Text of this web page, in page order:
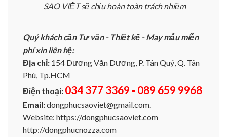
SAO VIỆT sẽ chịu hoàn toàn trách nhiệm
Quý khách cần Tư vấn - Thiết kế - May mẫu miễn
phí xin liên hệ:
Địa chỉ: 154 Dương Văn Dương, P. Tân Quý, Q. Tân
Phú, Tp.HCM
Điện thoại: 034 377 3369 - 089 659 9968
Email:dongphucsaoviet@gmail.com.
Website: https://dongphucsaoviet.com
http://dongphucnozza.com